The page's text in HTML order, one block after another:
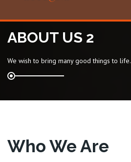
ABOUT US 2
We wish to bring many good things to life.
Who We Are